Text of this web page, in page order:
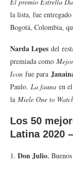
la lista, fue entregado
Bogotá, Colombia,
Narda Lepes del
premiada como
Icon fue para
Paulo. La fauna en
la Miele One to
Los 50
Latina 2020
1. Don Julio,